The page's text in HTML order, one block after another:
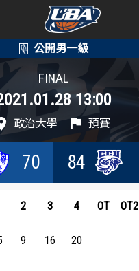
學年度
賽事資訊
戰績排行
球隊資訊
選手資訊
學年度
賽事資訊
戰績排行
球隊資訊
選手資訊
FINAL
13:00
政治大學 預賽
70 84
2 3 4 OT OT2
9 16 20